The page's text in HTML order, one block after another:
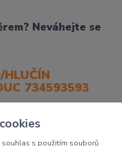
Neváhejte se
734593593
s použitím souborů